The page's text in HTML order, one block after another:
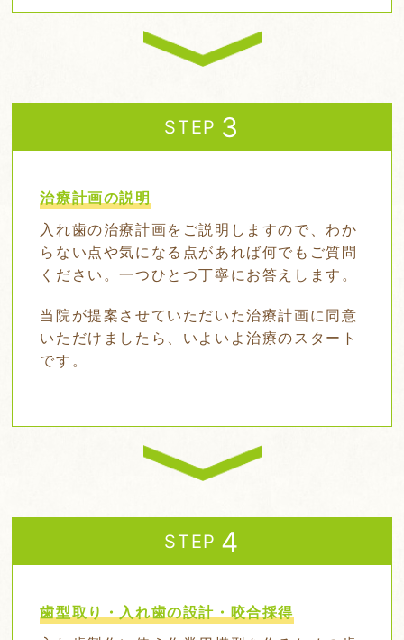
STEP
治療計画の説明
入れ歯の治療計画をご説明しますので、わか
らない点や気になる点があれば何でもご質問
ください。一つひとつ丁寧にお答えします。
当院が提案させていただいた治療計画に同意
いただけましたら、いよいよ治療のスタート
です。
STEP
歯型取り・入れ歯の設計・咬合採得